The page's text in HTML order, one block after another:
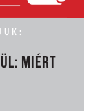
MIÉRT